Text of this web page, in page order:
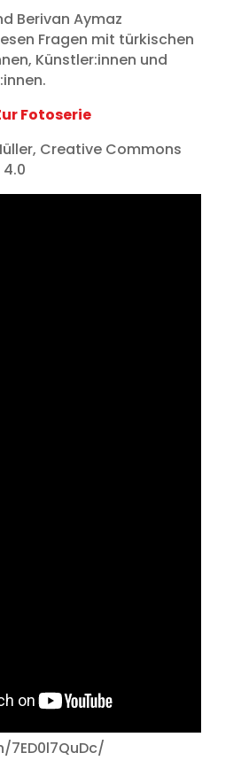
Berivan Aymaz
Fragen mit türkischen
Künstler:innen und
Fotoserie
Creative Commons
4.0